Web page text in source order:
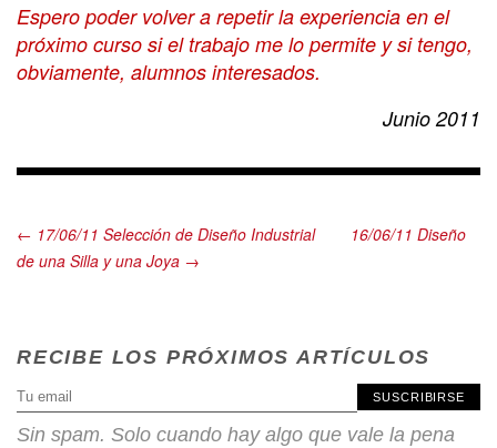
Espero poder volver a repetir la experiencia en el
próximo curso si el trabajo me lo permite y si tengo,
obviamente, alumnos interesados.
Junio 2011
← 17/06/11 Selección de Diseño Industrial
16/06/11 Diseño
de una Silla y una Joya →
RECIBE LOS PRÓXIMOS ARTÍCULOS
SUSCRIBIRSE
Sin spam. Solo cuando hay algo que vale la pena